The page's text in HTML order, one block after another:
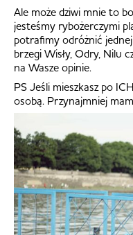
Ale może dziwi mnie to
jesteśmy rybożerczymi
potrafimy odróżnić
brzegi Wisły, Odry, Nilu
na Wasze opinie.
PS Jeśli mieszkasz po
osobą. Przynajmniej